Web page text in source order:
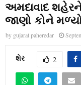
અમદાવાદ
જાણો કોને
by gujarat paheredar
શેર 2